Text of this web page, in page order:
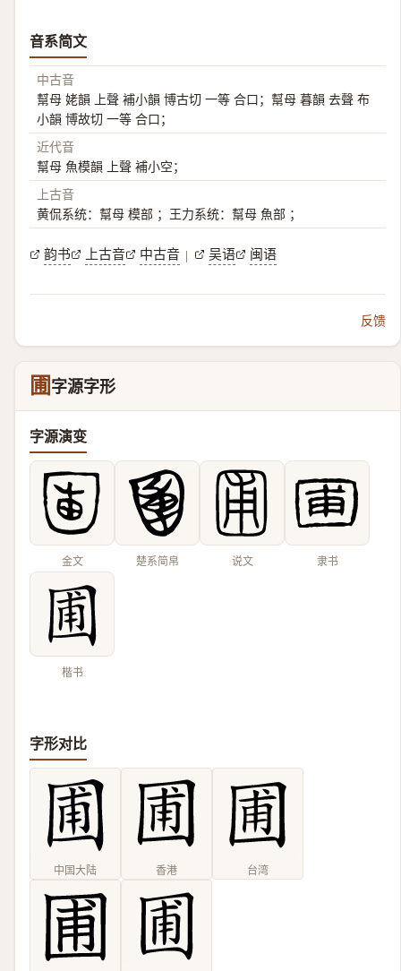
音系简文
中古音
幫母 姥韻 上聲 補小韻 博古切 一等 合口；幫母 暮韻 去聲 布
小韻 博故切 一等 合口；
近代音
幫母 魚模韻 上聲 補小空；
上古音
黄侃系统：幫母 模部 ；王力系统：幫母 魚部 ；
韵书 上古音 中古音 | 吴语 闽语
反馈
圃 字源字形
字源演变
金文 楚系简帛 说文 隶书
楷书
字形对比
中国大陆 香港 台湾